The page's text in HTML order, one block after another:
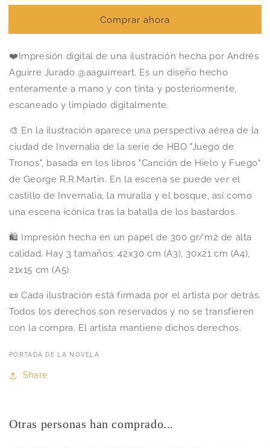
Comprar ahora
❤️Impresión digital de una ilustración hecha por Andrés
Aguirre Jurado @aaguirreart. Es un diseño hecho
enteramente a mano y con tinta y posteriormente,
escaneado y limpiado digitalmente.
🎨 En la ilustración aparece una perspectiva aérea de la
ciudad de Invernalia de la serie de HBO "Juego de
Tronos", basada en los libros "Canción de Hielo y Fuego"
de George R.R.Martin. En la escena se puede ver el
castillo de Invernalia, la muralla y el bosque, así como
una escena icónica tras la batalla de los bastardos.
🛍️ Impresión hecha en un papel de 300 gr/m2 de alta
calidad. Hay 3 tamaños: 42x30 cm (A3), 30x21 cm (A4),
21x15 cm (A5).
📜 Cada ilustración está firmada por el artista por detrás.
Todos los derechos son reservados y no se transfieren
con la compra. El artista mantiene dichos derechos.
PORTADA DE LA NOVELA
Share
Otras personas han comprado...